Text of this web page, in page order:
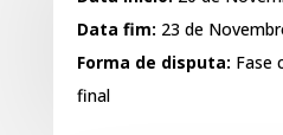
Data fim: 23 de
Forma de disputa: Fase
final